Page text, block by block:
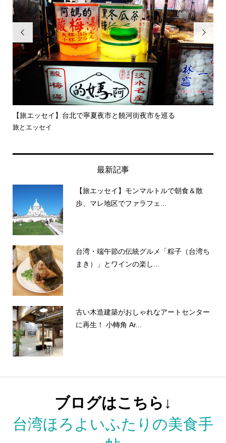

【レシピ】蟹と春野菜の炊き込みごはん【お酒に合うシメごは
ん】

【旅エッセイ】モンマルトルで朝食＆散
台湾・端午節の伝統グルメ「粽子（台湾ち
古い木造建築がおしゃれなアートセンター
ブログはこちら↓
台湾ほろよいふたりの美食手